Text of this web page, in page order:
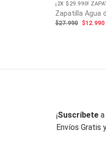
¡2X $29.990!
Zapatilla Agua
$27.990
El
$12.990El
¡Suscríbete
Envíos Gratis